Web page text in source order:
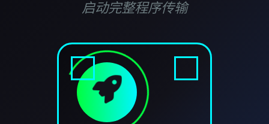
启动完整程序传输